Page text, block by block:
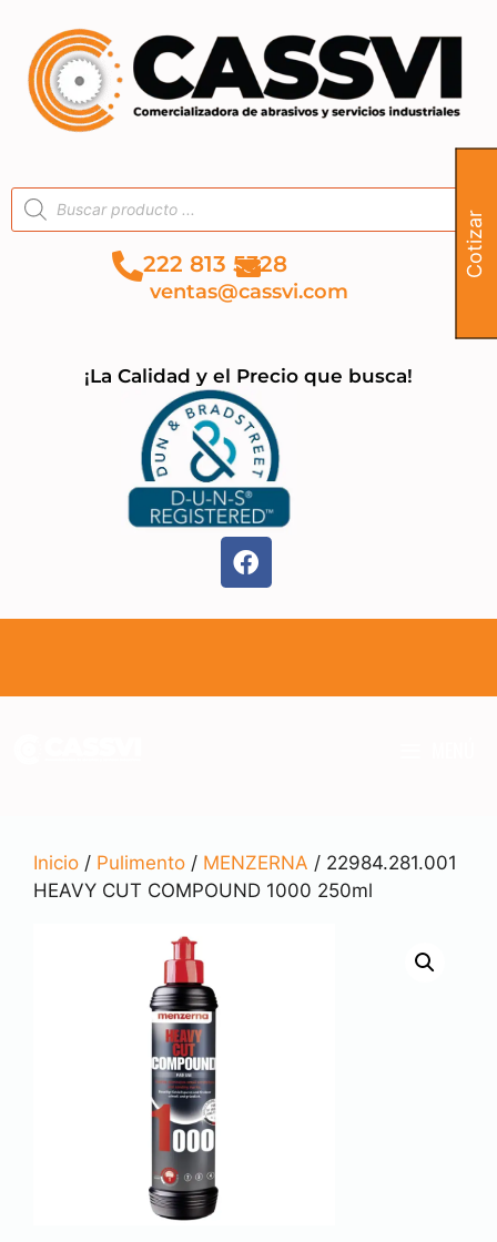
222 813 5328
¡La Calidad y el Precio que busca!
ventas@cassvi.com
Inicio / Pulimento / MENZERNA / 22984.281.001
HEAVY CUT COMPOUND 1000 250ml
Cotizar